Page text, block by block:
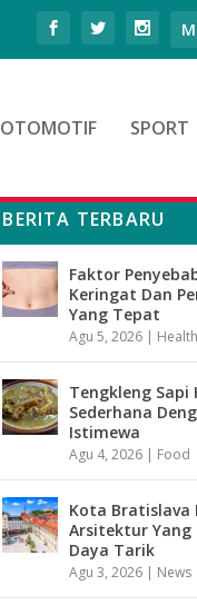
OTOMOTIF SPORT
BERITA TERBARU
Faktor
Keringat Dan
Yang Tepat
Agu 5, 2026 | Health
Tengkleng Sapi
Sederhana
Istimewa
Agu 4, 2026 | Food
Kota Bratislava
Arsitektur Yang
Daya Tarik
Agu 3, 2026 | News